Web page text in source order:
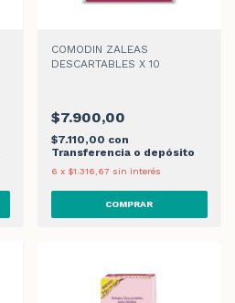
COMODIN ZALEAS
DESCARTABLES X 10
$7.900,00
$7.110,00 con
Transferencia o depósito
6 x $1.316,67 sin interés